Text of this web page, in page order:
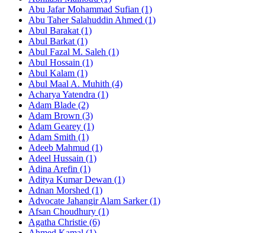
Abu Jafar Mohammad Sufian (1)
Abu Taher Salahuddin Ahmed (1)
Abul Barakat (1)
Abul Barkat (1)
Abul Fazal M. Saleh (1)
Abul Hossain (1)
Abul Kalam (1)
Abul Maal A. Muhith (4)
Acharya Yatendra (1)
Adam Blade (2)
Adam Brown (3)
Adam Gearey (1)
Adam Smith (1)
Adeeb Mahmud (1)
Adeel Hussain (1)
Adina Arefin (1)
Aditya Kumar Dewan (1)
Adnan Morshed (1)
Advocate Jahangir Alam Sarker (1)
Afsan Choudhury (1)
Agatha Christie (6)